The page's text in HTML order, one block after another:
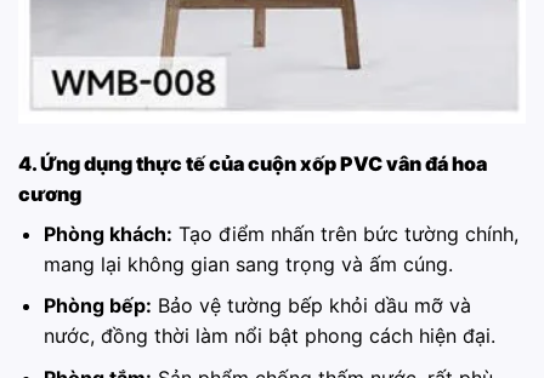
4. Ứng dụng thực tế của cuộn xốp PVC vân đá hoa
cương
Phòng khách: Tạo điểm nhấn trên bức tường chính,
mang lại không gian sang trọng và ấm cúng.
Phòng bếp: Bảo vệ tường bếp khỏi dầu mỡ và
nước, đồng thời làm nổi bật phong cách hiện đại.